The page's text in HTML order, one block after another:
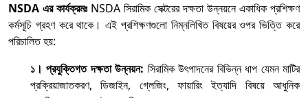
NSDA এর কার্যক্রমঃNSDA সিরামিক সেক্টরের দক্ষতা উন্নয়নে একাধিক প্রশিক্ষণ
কর্মসূচি গ্রহণ করে থাকে। এই প্রশিক্ষণগুলো নিম্নলিখিত বিষয়ের ওপর ভিত্তি করে
পরিচালিত হয়:
১। প্রযুক্তিগত দক্ষতা উন্নয়ন: সিরামিক উৎপাদনের বিভিন্ন ধাপ যেমন মাটির
প্রক্রিয়াজাতকরণ, ডিজাইন, গ্লেজিং, ফায়ারিং ইত্যাদি বিষয়ে আধুনিক